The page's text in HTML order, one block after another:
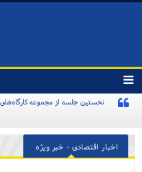
تغییر
وضعیت
منوی
ها
نخستین جلسه از مجموعه
اخبار اقتصادی - خبر ویژه